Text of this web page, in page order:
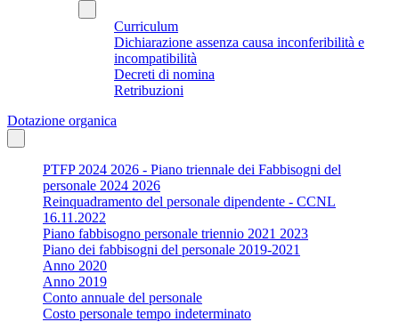
Curriculum
Dichiarazione assenza causa inconferibilità e
incompatibilità
Decreti di nomina
Retribuzioni
Dotazione organica
PTFP 2024 2026 - Piano triennale dei Fabbisogni del
personale 2024 2026
Reinquadramento del personale dipendente - CCNL
16.11.2022
Piano fabbisogno personale triennio 2021 2023
Piano dei fabbisogni del personale 2019-2021
Anno 2020
Anno 2019
Conto annuale del personale
Costo personale tempo indeterminato